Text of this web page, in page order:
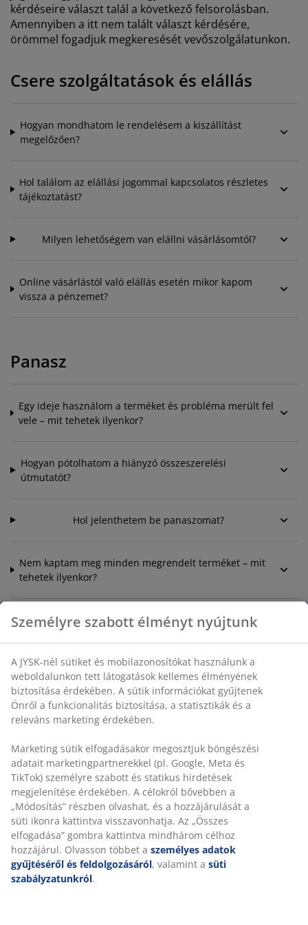
bútorok
és kiegészítők
világítás
kérdéseire választ talál a következő felsorolásban.
Amennyiben a itt nem talált választ kérdésére,
örömmel fogadjuk megkeresését vevőszolgálatunkon.
Csere szolgáltatások és elállás
Hogyan mondhatom le rendelésem a kiszállítást
megelőzően?
Hol találom az elállási jogommal kapcsolatos részletes
tájékoztatást?
Milyen lehetőségem van elállni vásárlásomtól?
Online vásárlástól való elállás esetén mikor kapom
vissza a pénzemet?
Panasz
Egy ideje használom a terméket és probléma merült fel
vele – mit tehetek ilyenkor?
Hogyan pótolhatom a hiányzó összeszerelési
útmutatót?
Hol jelenthetem be panaszomat?
Nem kaptam meg minden megrendelt terméket – mit
tehetek ilyenkor?
Sérült csomagot szállított ki a futár részemre – mit
tehetek ilyenkor?
VEVŐSZOLGÁLATUNK ELÉRHETŐSÉGEI
Kedves Vásárlóink, Az MPL által szállított
csomagjaink, technikai okok miatt több napos
késésben vannak. A csomagok kiszállításra
kerülnek, addigi szíves türelmüket köszönjük. ---
----------------------------------------------------------------
----------------------------------------------------------------
-------------------------------- Az óvakodjon a hamis
JYSK weboldalakról közzétett tájékoztatásunkat
Személyre szabott élményt nyújtunk
A JYSK-nél sütiket és mobilazonosítókat használunk a
weboldalunkon tett látogatások kellemes élményének
biztosítása érdekében. A sütik információkat gyűjtenek
Önről a funkcionalitás biztosítása, a statisztikák és a
releváns marketing érdekében.
Marketing sütik elfogadásakor megosztjuk böngészési
adatait marketingpartnerekkel (pl. Google, Meta és
TikTok) személyre szabott és statikus hirdetések
megjelenítése érdekében. A célokról bővebben a
„Módosítás” részben olvashat, és a hozzájárulását a
süti ikonra kattintva visszavonhatja. Az „Összes
elfogadása” gombra kattintva mindhárom célhoz
hozzájárul. Olvasson többet a személyes adatok
gyűjtéséről és feldolgozásáról, valamint a süti
szabályzatunkról.